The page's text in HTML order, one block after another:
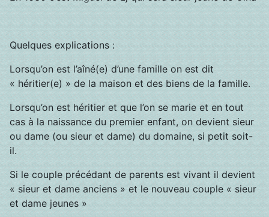
Quelques explications :
Lorsqu’on est l’aîné(e) d’une famille on est dit
« héritier(e) » de la maison et des biens de la famille.
Lorsqu’on est héritier et que l’on se marie et en tout
cas à la naissance du premier enfant, on devient sieur
ou dame (ou sieur et dame) du domaine, si petit soit-
il.
Si le couple précédant de parents est vivant il devient
« sieur et dame anciens » et le nouveau couple « sieur
et dame jeunes »